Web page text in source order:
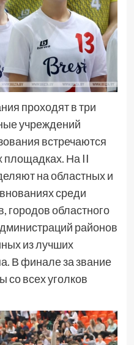
проходят в три
учреждений
встречаются
площадках. На II
на областных и
среди
городов областного
районов
из лучших
В финале за звание
всех уголков